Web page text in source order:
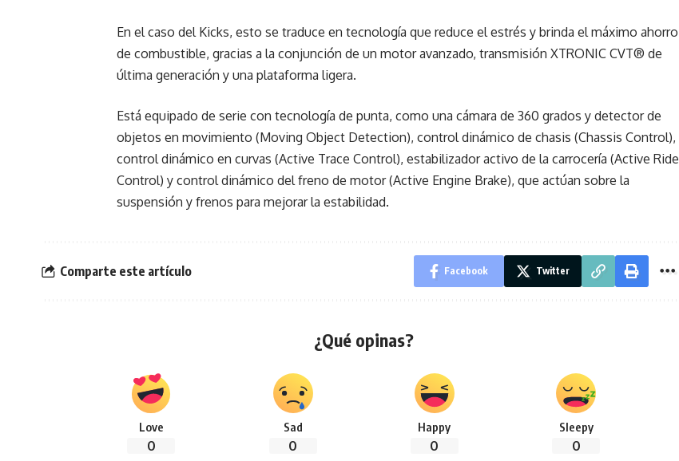
En el caso del Kicks, esto se traduce en tecnología que reduce el estrés y brinda el máximo ahorro
de combustible, gracias a la conjunción de un motor avanzado, transmisión XTRONIC CVT® de
última generación y una plataforma ligera.
Está equipado de serie con tecnología de punta, como una cámara de 360 grados y detector de
objetos en movimiento (Moving Object Detection), control dinámico de chasis (Chassis Control),
control dinámico en curvas (Active Trace Control), estabilizador activo de la carrocería (Active Ride
Control) y control dinámico del freno de motor (Active Engine Brake), que actúan sobre la
suspensión y frenos para mejorar la estabilidad.
Comparte este artículo Facebook Twitter
¿Qué opinas?
Love
0
Sad
0
Happy
0
Sleepy
0